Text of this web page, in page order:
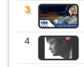
3
4